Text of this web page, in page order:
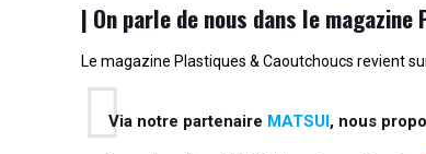
| On parle de nous dans le
Le magazine Plastiques & Caoutchoucs revient
Via notre partenaire MATSUI, nous